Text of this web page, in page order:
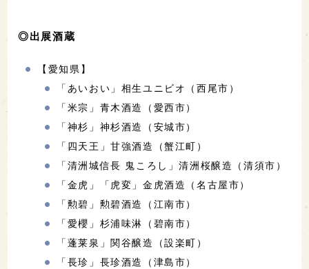
◎出展酒蔵
【愛知県】
「あいおい」相生ユニビオ（西尾市）
「米宗」青木酒造（愛西市）
「神杉」神杉酒造（安城市）
「四天王」甘強酒造（蟹江町）
「清洲城信長 鬼ころし」清洲桜醸造（清須市）
「金虎」「虎変」金虎酒造（名古屋市）
「勲碧」勲碧酒造（江南市）
「愛櫻」杉浦味淋（碧南市）
「蓬莱泉」関谷醸造（設楽町）
「長珍」長珍酒造（津島市）